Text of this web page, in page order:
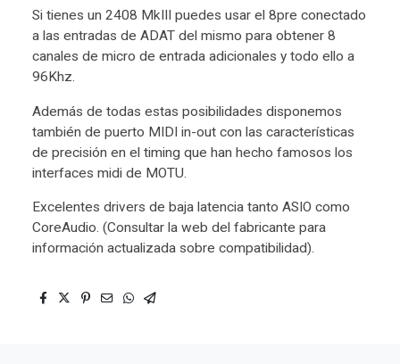
Si tienes un 2408 MkIII puedes usar el 8pre conectado
a las entradas de ADAT del mismo para obtener 8
canales de micro de entrada adicionales y todo ello a
96Khz.
Además de todas estas posibilidades disponemos
también de puerto MIDI in-out con las características
de precisión en el timing que han hecho famosos los
interfaces midi de MOTU.
Excelentes drivers de baja latencia tanto ASIO como
CoreAudio. (Consultar la web del fabricante para
información actualizada sobre compatibilidad).